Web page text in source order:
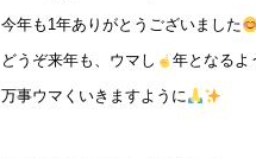
今年も1年ありがとうございました
どうぞ来年も、ウマし 年となるよ
万事ウマくいきますように